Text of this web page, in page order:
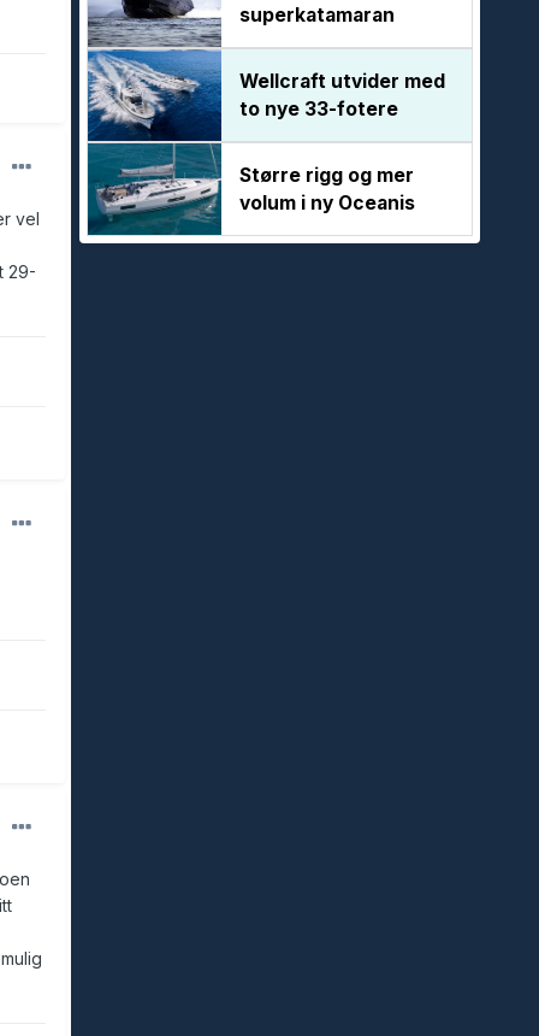
vel
29-
superkatamaran
Wellcraft utvider med
to nye 33-fotere
Større rigg og mer
volum i ny Oceanis